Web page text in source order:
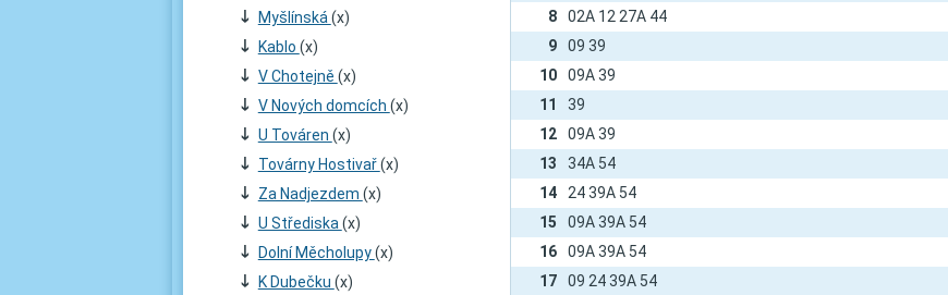
;
Myšlínská (x)
;
Kablo (x)
; V Chotejně (x)
; V Nových domcích (x)
; U Továren (x)
;
Továrny Hostivař(x)
;
Za Nadjezdem (x)
; U Střediska (x)
;
Dolní Měcholupy(x)
;
K Dubečku (x)
8
02A 12 27A 44
9
09 39
10
09A 39
11
39
12
09A 39
13
34A 54
14
24 39A 54
15
09A 39A 54
16
09A 39A 54
17
09 24 39A 54